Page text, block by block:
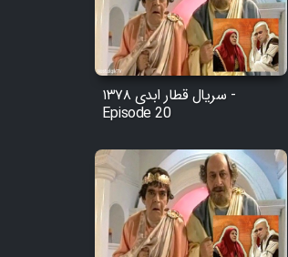
Cartoon
Farsi (Ghabl
Serial Bazam
Shod 1362
سریال قطار ابدی ۱۳۷۸ -
Episode 20